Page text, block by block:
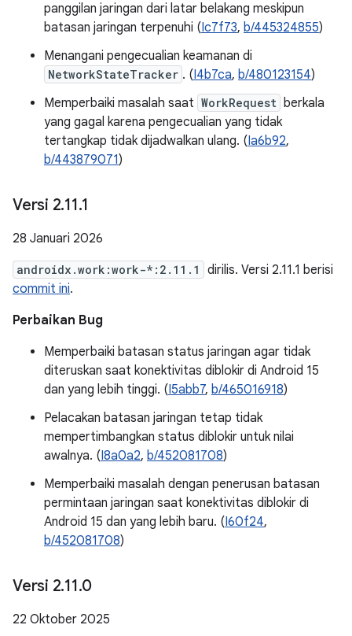
panggilan jaringan dari latar belakang meskipun
batasan jaringan terpenuhi (Ic7f73, b/445324855)
Menangani pengecualian keamanan di
NetworkStateTracker . (I4b7ca, b/480123154)
Memperbaiki masalah saat WorkRequest berkala
yang gagal karena pengecualian yang tidak
tertangkap tidak dijadwalkan ulang. (Ia6b92,
b/443879071)
Versi 2.11.1
28 Januari 2026
androidx.work:work-*:2.11.1
dirilis. Versi 2.11.1 berisi
commit ini.
Perbaikan Bug
Memperbaiki batasan status jaringan agar tidak
diteruskan saat konektivitas diblokir di Android 15
dan yang lebih tinggi. (I5abb7, b/465016918)
Pelacakan batasan jaringan tetap tidak
mempertimbangkan status diblokir untuk nilai
awalnya. (I8a0a2, b/452081708)
Memperbaiki masalah dengan penerusan batasan
permintaan jaringan saat konektivitas diblokir di
Android 15 dan yang lebih baru. (I60f24,
b/452081708)
Versi 2.11.0
22 Oktober 2025